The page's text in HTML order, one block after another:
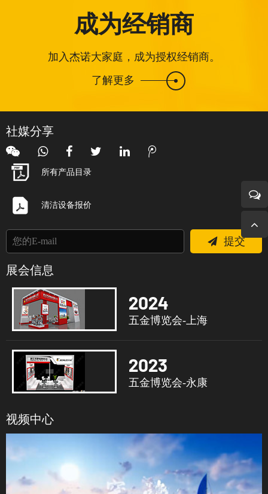
成为经销商
加入杰诺大家庭，成为授权经销商。
了解更多
社媒分享
所有产品目录
清洁设备报价
提交
展会信息
2024
五金博览会-上海
2023
五金博览会-永康
视频中心